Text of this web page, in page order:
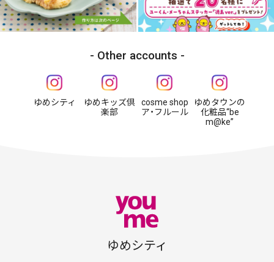
Other accounts
ゆめシティ
ゆめキッズ倶
楽部
cosme shop
ア・フルール
ゆめタウンの
化粧品“be
m@ke”
ゆめシティ